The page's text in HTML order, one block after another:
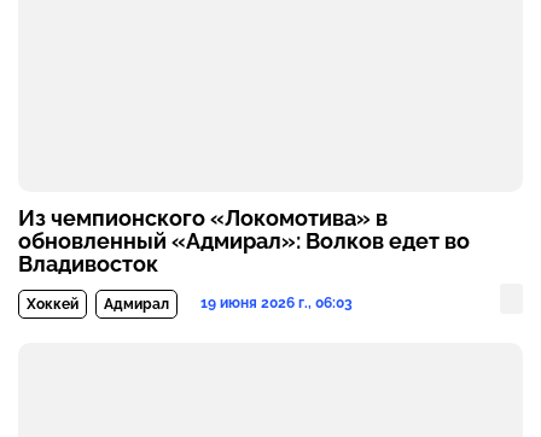
Из чемпионского «Локомотива» в
обновленный «Адмирал»: Волков едет во
Владивосток
Хоккей Адмирал 19 июня 2026 г., 06:03